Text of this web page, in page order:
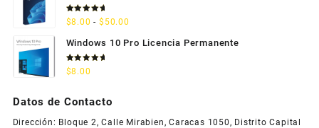
Valorado
con5.00
$8.00 - $ 50.00
Windows 10 Pro Licencia Permanente
Valorado
con5.00
$8.00
Datos de Contacto
Dirección: Bloque 2, Calle Mirabien, Caracas 1050, Distrito Capital